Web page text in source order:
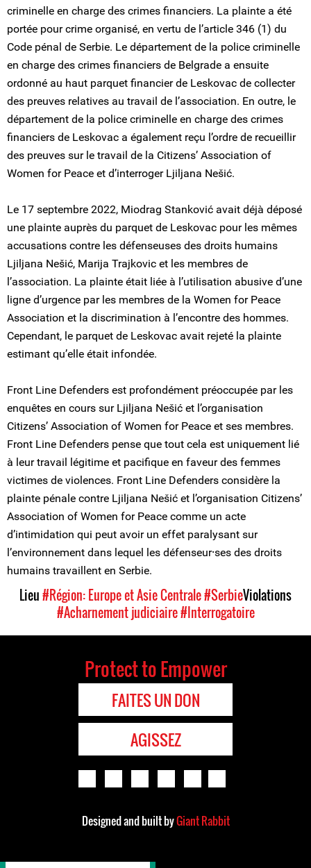
criminelle en charge des crimes financiers. La plainte a été
portée pour crime organisé, en vertu de l’article 346 (1) du
Code pénal de Serbie. Le département de la police criminelle
en charge des crimes financiers de Belgrade a ensuite
ordonné au haut parquet financier de Leskovac de collecter
des preuves relatives au travail de l’association. En outre, le
département de la police criminelle en charge des crimes
financiers de Leskovac a également reçu l’ordre de recueillir
des preuves sur le travail de la Citizens’ Association of
Women for Peace et d’interroger Ljiljana Nešić.
Le 17 septembre 2022, Miodrag Stanković avait déjà déposé
une plainte auprès du parquet de Leskovac pour les mêmes
accusations contre les défenseuses des droits humains
Ljiljana Nešić, Marija Trajkovic et les membres de
l’association. La plainte était liée à l’utilisation abusive d’une
ligne d’urgence par les membres de la Women for Peace
Association et la discrimination à l’encontre des hommes.
Cependant, le parquet de Leskovac avait rejeté la plainte
estimant qu’elle était infondée.
Front Line Defenders est profondément préoccupée par les
enquêtes en cours sur Ljiljana Nešić et l’organisation
Citizens’ Association of Women for Peace et ses membres.
Front Line Defenders pense que tout cela est uniquement lié
à leur travail légitime et pacifique en faveur des femmes
victimes de violences. Front Line Defenders considère la
plainte pénale contre Ljiljana Nešić et l’organisation Citizens’
Association of Women for Peace comme un acte
d’intimidation qui peut avoir un effet paralysant sur
l’environnement dans lequel les défenseur⸱ses des droits
humains travaillent en Serbie.
Lieu#Région: Europe et Asie Centrale#SerbieViolations
#Acharnement judiciaire#Interrogatoire
Protect to Empower
FAITES UN DON
AGISSEZ
Designed and built byGiant Rabbit